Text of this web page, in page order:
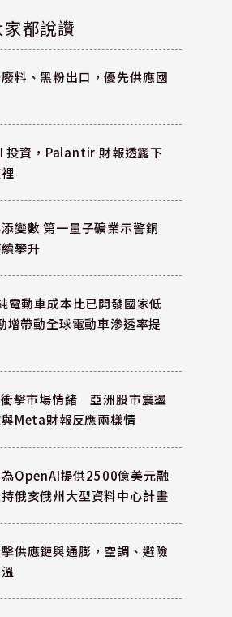
都說讚
料、黑粉出口，優先供應國
投資，Palantir 財報透露下
變數 第一量子礦業示警銅
攀升
電動車成本比已開發國家低
增帶動全球電動車滲透率提
擊市場情緒 亞洲股市震盪
Meta財報反應兩樣情
OpenAI提供2500億美元融
俄亥俄州大型資料中心計畫
供應鏈與通膨，空調、避險